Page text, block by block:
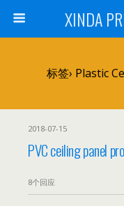
XINDA
标签› Plastic
2018-07-15
PVC ceiling panel
8个回应